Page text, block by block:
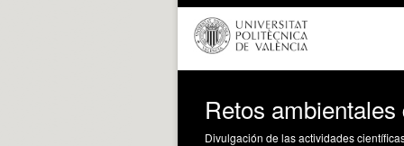
Retos
Divulgación de las actividades